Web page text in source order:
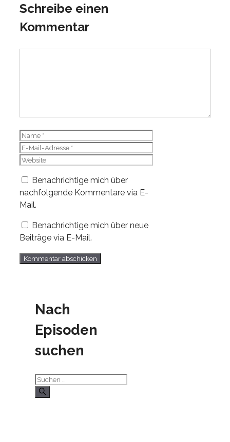
Schreibe einen
Kommentar
Name
E-
Mail-
Website
Benachrichtige mich über
nachfolgende Kommentare via E-
Mail.
Benachrichtige mich über neue
Beiträge via E-Mail.
Nach
Episoden
suchen
Suchen
nach: